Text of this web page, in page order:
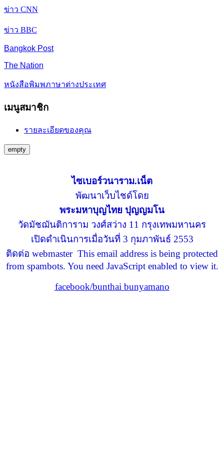
ข่าว CNN
ข่าว BBC
Bangkok Post
The Nation
หนังสือพิมพภาษาต่างประเทศ
เมนูสมาชิก
รายละเอียดของคุณ
empty
ไซเบอร์วนาราม.เน็ต
พัฒนาเว็บไชด์โดย
พระมหาบุญไทย ปุญญมโน
วัดมัชฌันติการาม วงศ์สว่าง 11 กรุงเทพมหานคร
เปิดดำเนินการเมื่อวันที่ 3 กุมภาพันธ์ 2553
ติดต่อ webmaster This email address is being protected
from spambots. You need JavaScript enabled to view it.
facebook/bunthai bunyamano